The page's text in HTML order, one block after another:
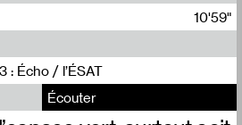
10'59"
Écho / l’ÉSAT
Écouter